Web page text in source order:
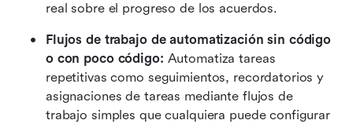
real sobre el progreso de los acuerdos.
Flujos de trabajo de automatización sin código
o con poco código: Automatiza tareas
repetitivas como seguimientos, recordatorios y
asignaciones de tareas mediante flujos de
trabajo simples que cualquiera puede configurar